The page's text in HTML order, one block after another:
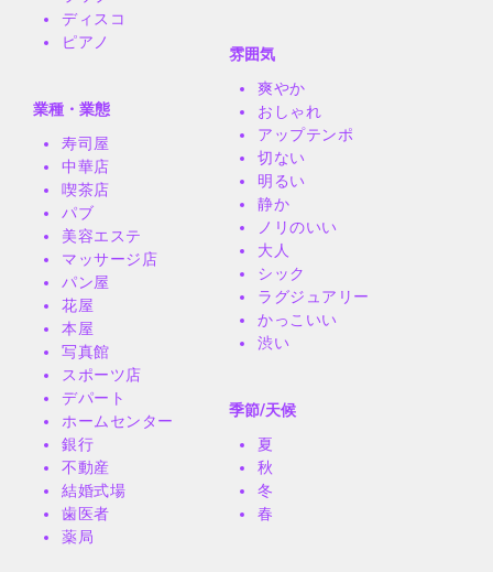
ディスコ
ピアノ
業種・業態
寿司屋
中華店
喫茶店
パブ
美容エステ
マッサージ店
パン屋
花屋
本屋
写真館
スポーツ店
デパート
ホームセンター
銀行
不動産
結婚式場
歯医者
薬局
雰囲気
爽やか
おしゃれ
アップテンポ
切ない
明るい
静か
ノリのいい
大人
シック
ラグジュアリー
かっこいい
渋い
季節/天候
夏
秋
冬
春